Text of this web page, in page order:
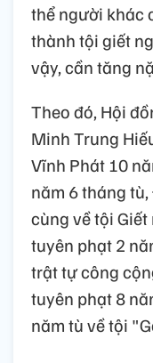
thể người khác
thành tội giết
vậy, cần tăng
Theo đó, Hội
Minh Trung
Vĩnh Phát 10
năm 6 tháng
cùng về tội
tuyên phạt 2
trật tự công
tuyên phạt 8
năm tù về tội